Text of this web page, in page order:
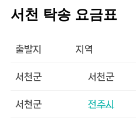
서천 탁송 요금표
출발지 지역
서천군 서천군
서천군 전주시